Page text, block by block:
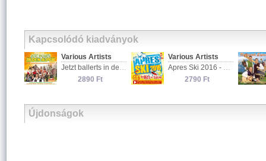
Kapcsolódó kiadványok
2890 Ft
Various Artists
2790 Ft
Various Artists
Újdonságok